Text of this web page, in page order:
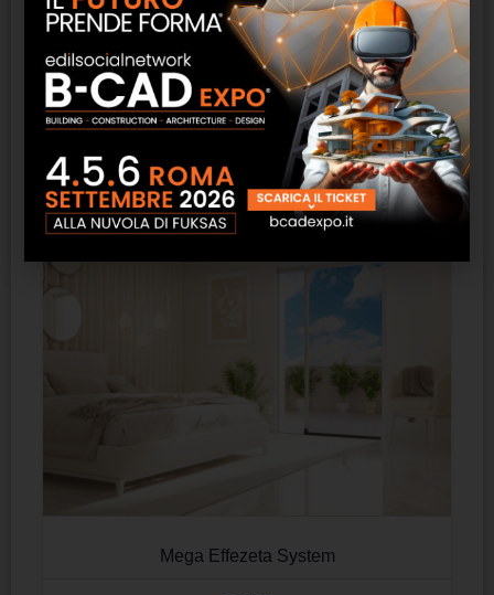
Libera Biva System
Mega Effezeta System